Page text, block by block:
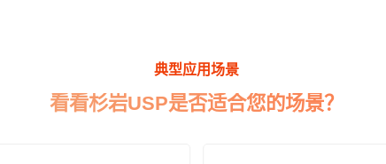
典型应用场景
看看杉岩USP是否适合您的场景？